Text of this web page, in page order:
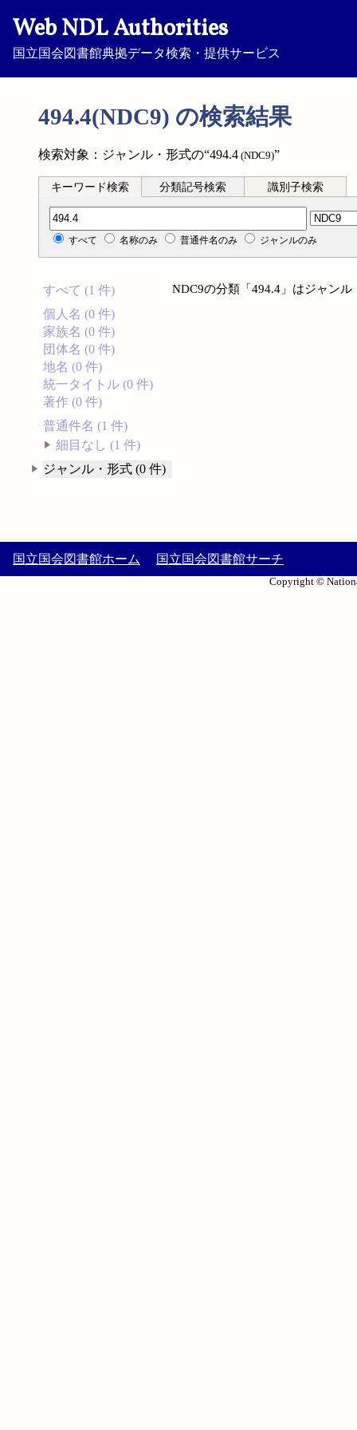
Web NDL Authorities
国立国会図書館典拠データ検索・提供サービス
494.4(NDC9) の検索結果
検索対象：ジャンル・形式の“494.4 (NDC9)”
キーワード検索 分類記号検索 識別子検索
分類記号検索
すべて 名称のみ 普通件名のみ ジャンルのみ
すべて (1 件)
個人名 (0 件)
家族名 (0 件)
団体名 (0 件)
地名 (0 件)
統一タイトル (0 件)
著作 (0 件)
普通件名 (1 件)
細目なし (1 件)
ジャンル・形式 (0 件)
NDC9の分類「494.4」はジャン
国立国会図書館ホーム 国立国会図書館サーチ
Copyright ©